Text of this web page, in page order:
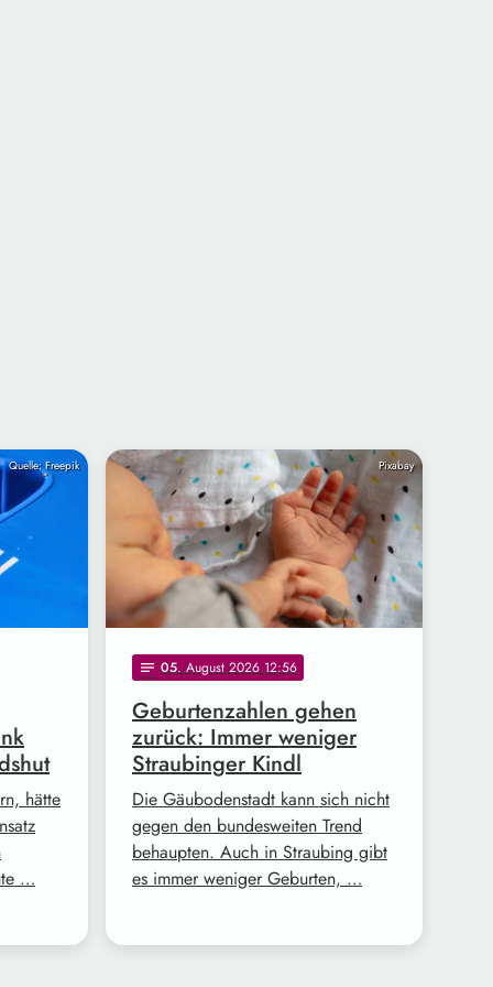
Quelle: Freepik
hätte
…
Pixabay
notes 05. August 2026 12:56
Geburtenzahlen gehen
zurück: Immer weniger
Straubinger Kindl
Die Gäubodenstadt kann sich nicht
gegen den bundesweiten Trend
behaupten. Auch in Straubing gibt
es immer weniger Geburten, …